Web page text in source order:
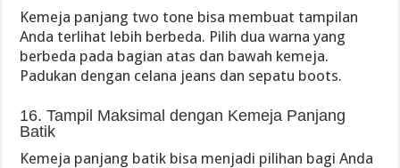
Kemeja panjang two tone bisa membuat tampilan
Anda terlihat lebih berbeda. Pilih dua warna yang
berbeda pada bagian atas dan bawah kemeja.
Padukan dengan celana jeans dan sepatu boots.
16. Tampil Maksimal dengan Kemeja Panjang
Batik
Kemeja panjang batik bisa menjadi pilihan bagi Anda